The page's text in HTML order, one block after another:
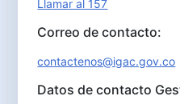
Llamar al 157
Correo de contacto:
contactenos@igac.gov.co
Datos de contacto